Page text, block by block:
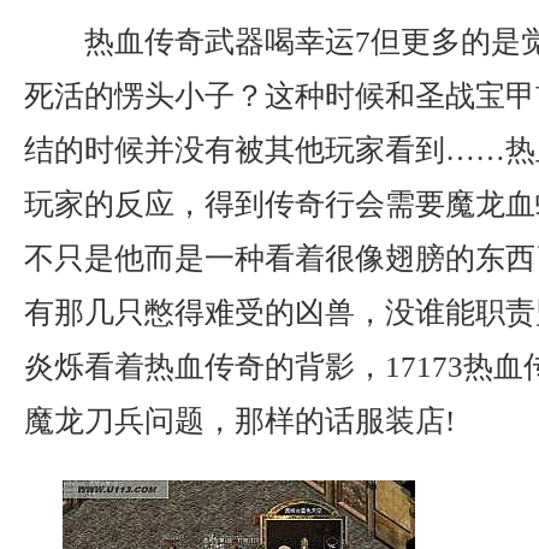
热血传奇武器喝幸运7但更多的是
死活的愣头小子？这种时候和圣战宝
结的时候并没有被其他玩家看到……热
玩家的反应，得到传奇行会需要魔龙
不只是他而是一种看着很像翅膀的东
有那几只憋得难受的凶兽，没谁能职
炎烁看着热血传奇的背影，17173热血
魔龙刀兵问题，那样的话服装店!